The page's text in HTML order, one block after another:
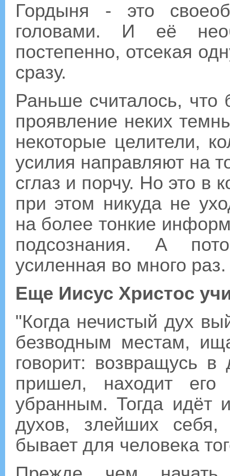
Гордыня - это
головами. И её
постепенно, отсекая
сразу.
Раньше считалось, что
проявление неких
некоторые целители,
усилия направляют на
сглаз и порчу. Но это в
при этом никуда не
на более тонкие
подсознания. А
усиленная во много раз.
Еще Иисус Христос
"Когда нечистый дух
безводным местам,
говорит: возвращусь
пришел, находит
убранным. Тогда идёт
духов, злейших
бывает для человека